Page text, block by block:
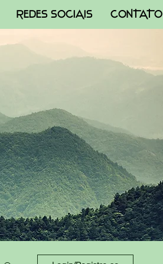
REDES SOCIAIS CONTATO